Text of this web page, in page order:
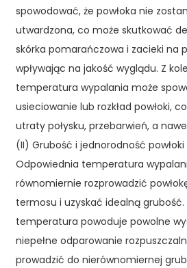
spowodować, że powłoka nie
utwardzona, co może skutkować
skórka pomarańczowa i zacieki na
wpływając na jakość wyglądu. Z
temperatura wypalania może
usieciowanie lub rozkład powłoki,
utraty połysku, przebarwień, a
(II) Grubość i jednorodność powłoki
Odpowiednia temperatura
równomiernie rozprowadzić
termosu i uzyskać idealną grubość.
temperatura powoduje powolne
niepełne odparowanie
prowadzić do nierównomiernej